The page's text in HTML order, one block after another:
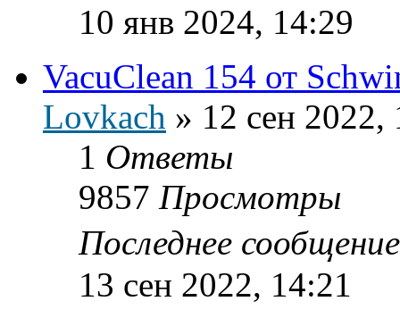
10 янв 2024, 14:29
VacuClean 154 от
Lovkach » 12 сен 2022,
1 Ответы
9857 Просмотры
Последнее
13 сен 2022, 14:21